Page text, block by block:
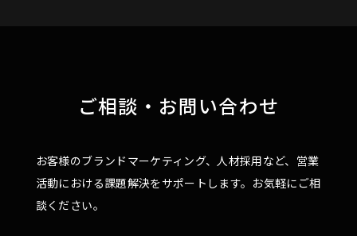
ご相談・お問い合わせ
お客様のブランドマーケティング、人材採用など、営業
活動における課題解決をサポートします。お気軽にご相
談ください。